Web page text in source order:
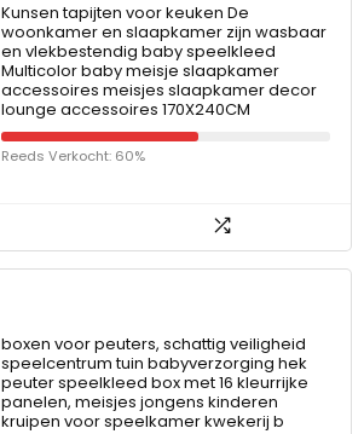
Kunsen tapijten voor keuken De
woonkamer en slaapkamer zijn wasbaar
en vlekbestendig baby speelkleed
Multicolor baby meisje slaapkamer
accessoires meisjes slaapkamer decor
lounge accessoires 170X240CM
Reeds Verkocht: 60%
boxen voor peuters, schattig veiligheid
speelcentrum tuin babyverzorging hek
peuter speelkleed box met 16 kleurrijke
panelen, meisjes jongens kinderen
kruipen voor speelkamer kwekerij b